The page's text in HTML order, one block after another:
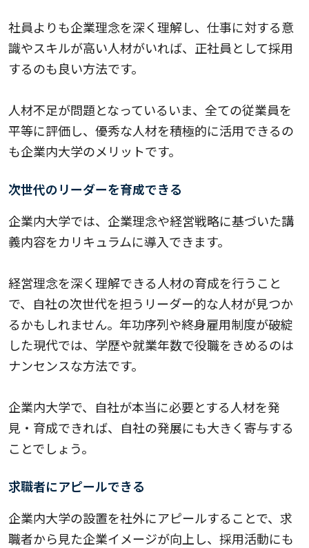
社員よりも企業理念を深く理解し、仕事に対する意
識やスキルが高い人材がいれば、正社員として採用
するのも良い方法です。
人材不足が問題となっているいま、全ての従業員を
平等に評価し、優秀な人材を積極的に活用できるの
も企業内大学のメリットです。
次世代のリーダーを育成できる
企業内大学では、企業理念や経営戦略に基づいた講
義内容をカリキュラムに導入できます。
経営理念を深く理解できる人材の育成を行うこと
で、自社の次世代を担うリーダー的な人材が見つか
るかもしれません。年功序列や終身雇用制度が破綻
した現代では、学歴や就業年数で役職をきめるのは
ナンセンスな方法です。
企業内大学で、自社が本当に必要とする人材を発
見・育成できれば、自社の発展にも大きく寄与する
ことでしょう。
求職者にアピールできる
企業内大学の設置を社外にアピールすることで、求
職者から見た企業イメージが向上し、採用活動にも